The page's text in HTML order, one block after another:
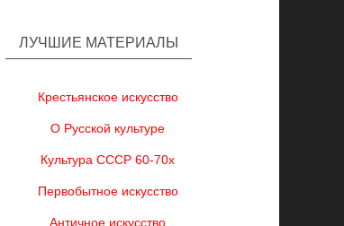
ЛУЧШИЕ МАТЕРИАЛЫ
Крестьянское искусство
О Русской культуре
Культура СССР 60-70х
Первобытное искусство
Античное искусство